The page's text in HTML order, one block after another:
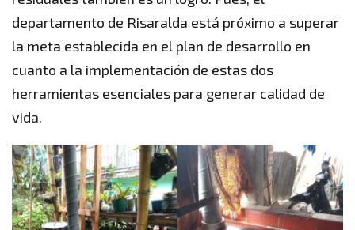
departamento de Risaralda está próximo a superar
la meta establecida en el plan de desarrollo en
cuanto a la implementación de estas dos
herramientas esenciales para generar calidad de
vida.